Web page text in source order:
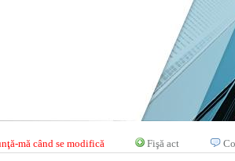
mă când se modifică Fişă act